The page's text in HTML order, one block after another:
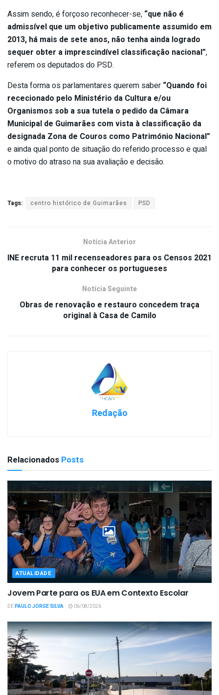
Assim sendo, é forçoso reconhecer-se, “que não é
admissível que um objetivo publicamente assumido em
2013, há mais de sete anos, não tenha ainda logrado
sequer obter a imprescindível classificação nacional”,
referem os deputados do PSD.
Desta forma os parlamentares querem saber “Quando foi
rececionado pelo Ministério da Cultura e/ou
Organismos sob a sua tutela o pedido da Câmara
Municipal de Guimarães com vista à classificação da
designada Zona de Couros como Património Nacional”
e ainda qual ponto de situação do referido processo e qual
o motivo do atraso na sua avaliação e decisão.
Tags: centro histórico de Guimarães PSD
Notícia Anterior
INE recruta 11 mil recenseadores para os Censos 2021
para conhecer os portugueses
Notícia Seguinte
Obras de renovação e restauro concedem traça
original à Casa de Camilo
Redação
Relacionados Posts
ATUALIDADE
Jovem Parte para os EUA em Contexto Escolar
DEPAULO JORGE SILVA 06/08/2026